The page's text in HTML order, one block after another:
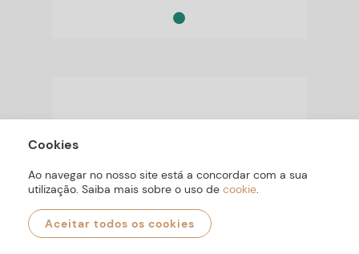
Cookies
Ao navegar no nosso site está a concordar com a sua
utilização. Saiba mais sobre o uso de cookie.
Aceitar todos os cookies